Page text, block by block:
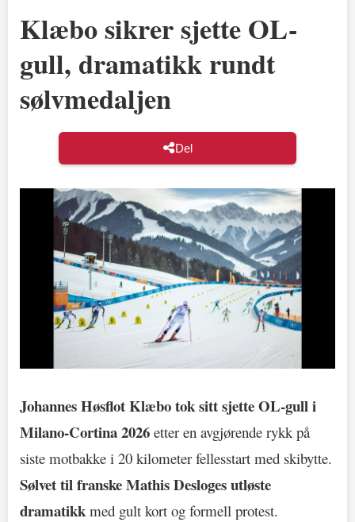
Klæbo sikrer sjette OL-
gull, dramatikk rundt
sølvmedaljen
Del
Johannes Høsflot Klæbo tok sitt sjette OL-gull i
Milano-Cortina 2026 etter en avgjørende rykk på
siste motbakke i 20 kilometer fellesstart med skibytte.
Sølvet til franske Mathis Desloges utløste
dramatikk med gult kort og formell protest.